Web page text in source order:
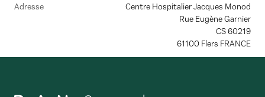
Adresse
Centre Hospitalier Jacques Monod
Rue Eugène Garnier
CS 60219
61100 Flers FRANCE